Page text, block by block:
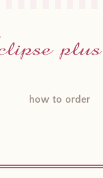
how to order